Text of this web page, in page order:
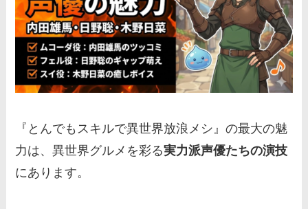
『とんでもスキルで異世界放浪メシ』の最大の魅
力は、異世界グルメを彩る実力派声優たちの演技
にあります。